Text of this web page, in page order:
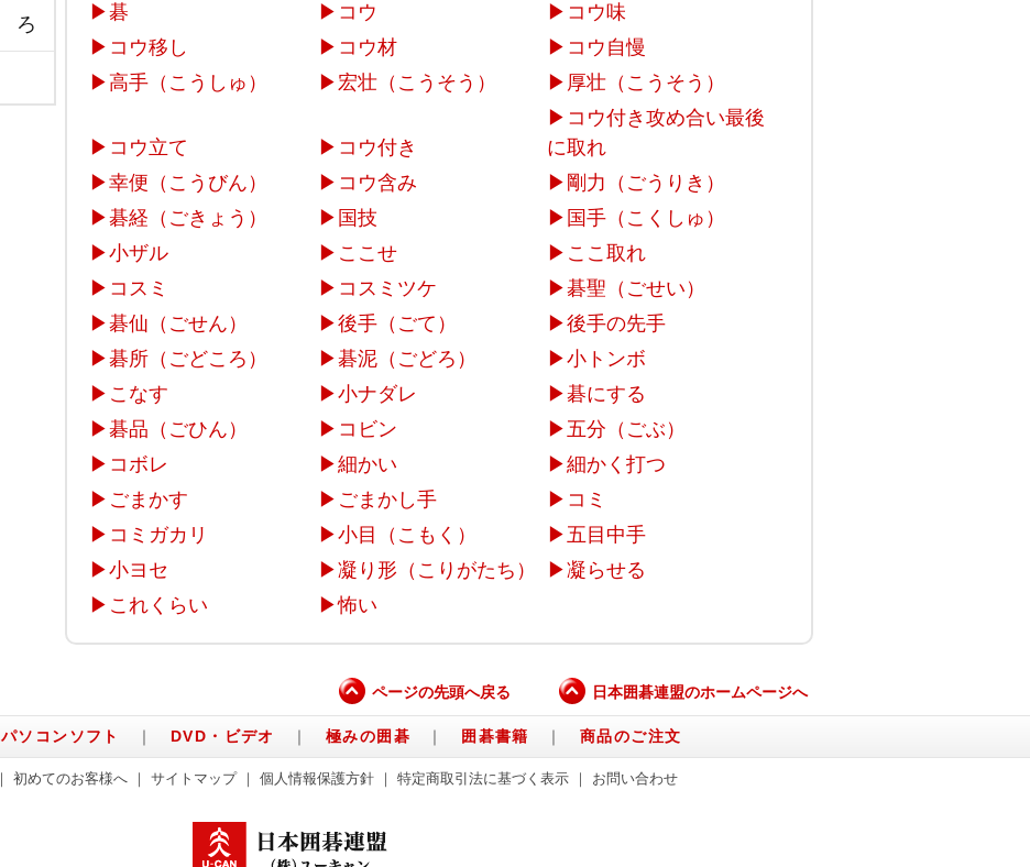
ろ
▶碁 ▶ コウ ▶ コウ味
▶ コウ移し ▶ コウ材 ▶ コウ自慢
▶高手（こうしゅ） ▶宏壮（こうそう） ▶ 厚壮（こうそう）
▶ コウ立て ▶ コウ付き
▶ コウ付き攻め合い最後
に取れ
▶幸便（こうびん） ▶ コウ含み ▶ 剛力（ごうりき）
▶碁経（ごきょう） ▶ 国技 ▶ 国手（こくしゅ）
▶小ザル ▶ ここせ ▶ ここ取れ
▶ コスミ ▶ コスミツケ ▶碁聖（ごせい）
▶碁仙（ごせん） ▶後手（ごて） ▶後手の先手
▶碁所（ごどころ） ▶碁泥（ごどろ） ▶小トンボ
▶ こなす ▶小ナダレ ▶碁にする
▶碁品（ごひん） ▶ コビン ▶五分（ごぶ）
▶ コボレ ▶細かい ▶細かく打つ
▶ ごまかす ▶ ごまかし手 ▶ コミ
▶ コミガカリ ▶小目（こもく） ▶五目中手
▶小ヨセ ▶凝り形（こりがたち） ▶凝らせる
▶ これくらい ▶怖い
ページの先頭へ戻る 日本囲碁連盟のホームページへ
パソコンソフト ｜ DVD・ビデオ ｜ 極みの囲碁 ｜ 囲碁書籍 ｜商品のご注文
初めてのお客様へ｜ サイトマップ｜ 個人情報保護方針｜ 特定商取引法に基づく表示｜ お問い合わせ